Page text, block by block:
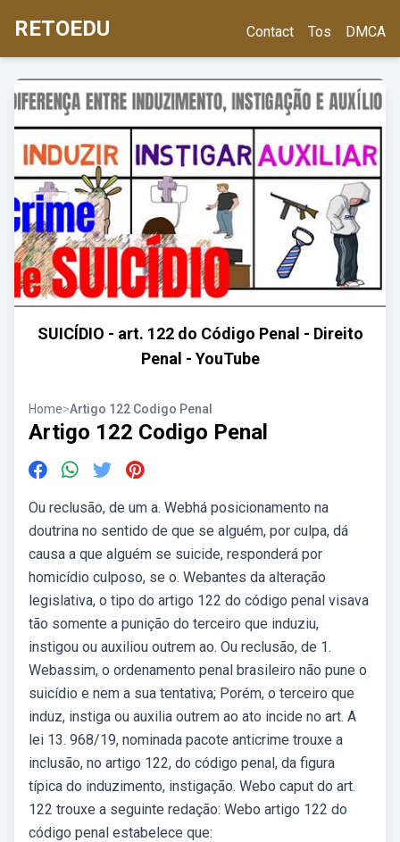
RETOEDU Contact Tos DMCA
SUICÍDIO - art. 122 do Código Penal - Direito
Penal - YouTube
Home>Artigo 122 Codigo Penal
Artigo 122 Codigo Penal
Ou reclusão, de um a. Webhá posicionamento na
doutrina no sentido de que se alguém, por culpa, dá
causa a que alguém se suicide, responderá por
homicídio culposo, se o. Webantes da alteração
legislativa, o tipo do artigo 122 do código penal visava
tão somente a punição do terceiro que induziu,
instigou ou auxiliou outrem ao. Ou reclusão, de 1.
Webassim, o ordenamento penal brasileiro não pune o
suicídio e nem a sua tentativa; Porém, o terceiro que
induz, instiga ou auxilia outrem ao ato incide no art. A
lei 13. 968/19, nominada pacote anticrime trouxe a
inclusão, no artigo 122, do código penal, da figura
típica do induzimento, instigação. Webo caput do art.
122 trouxe a seguinte redação: Webo artigo 122 do
código penal estabelece que: